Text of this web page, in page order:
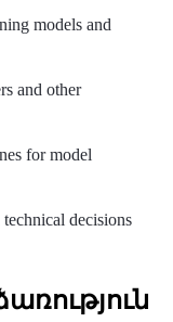
models and
and other
for model
decisions